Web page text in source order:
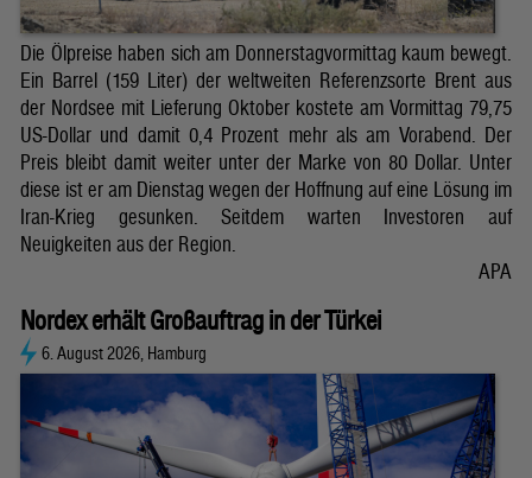
Die Ölpreise haben sich am Donnerstagvormittag kaum bewegt.
Ein Barrel (159 Liter) der weltweiten Referenzsorte Brent aus
der Nordsee mit Lieferung Oktober kostete am Vormittag 79,75
US-Dollar und damit 0,4 Prozent mehr als am Vorabend. Der
Preis bleibt damit weiter unter der Marke von 80 Dollar. Unter
diese ist er am Dienstag wegen der Hoffnung auf eine Lösung im
Iran-Krieg gesunken. Seitdem warten Investoren auf
Neuigkeiten aus der Region.
APA
Nordex erhält Großauftrag in der Türkei
6. August 2026, Hamburg